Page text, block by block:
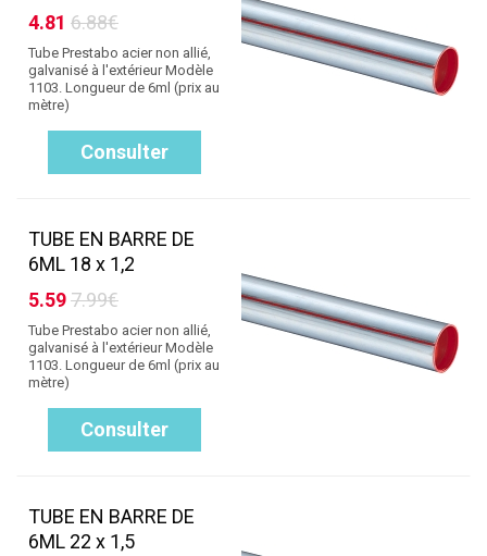
4.81 6.88€
Tube Prestabo acier non allié,
galvanisé à l'extérieur Modèle
1103. Longueur de 6ml (prix au
mètre)
Consulter
TUBE EN BARRE DE
6ML 18 x 1,2
5.597.99€
Tube Prestabo acier non allié,
galvanisé à l'extérieur Modèle
1103. Longueur de 6ml (prix au
mètre)
Consulter
TUBE EN BARRE DE
6ML 22 x 1,5